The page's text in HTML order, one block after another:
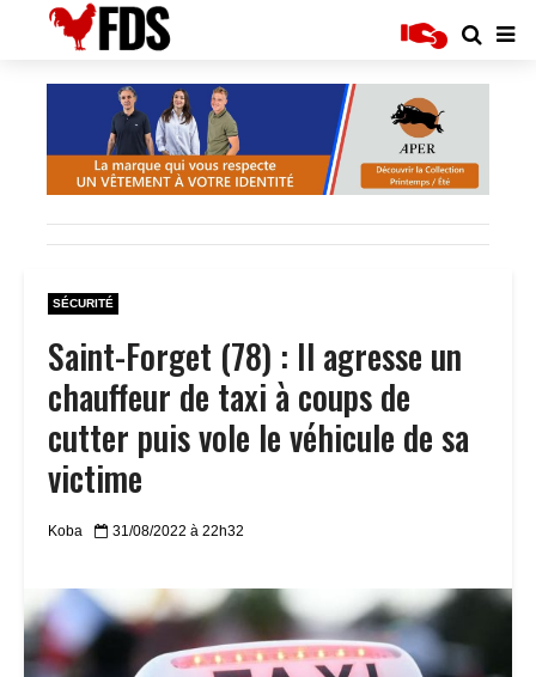
SÉCURITÉ
Saint-Forget (78) : Il agresse un
chauffeur de taxi à coups de
cutter puis vole le véhicule de sa
victime
Koba 31/08/2022 à 22h32